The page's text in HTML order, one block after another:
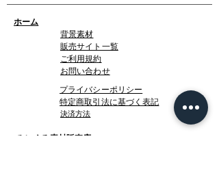
ホーム
背景素材
販売サイト一覧
ご利用規約
お問い合わせ
プライバシーポリシー
特定商取引法に基づく表記
決済方法
-みにくる素材販売店-